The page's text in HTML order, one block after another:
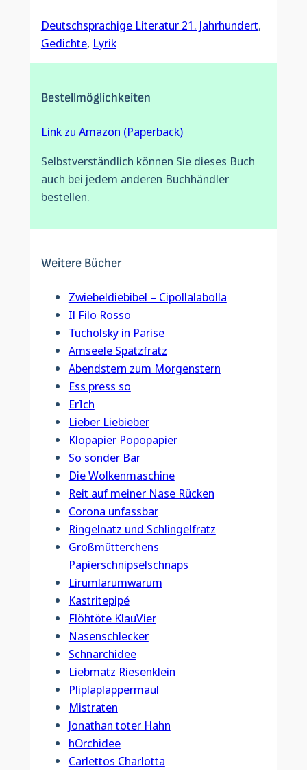
Deutschsprachige Literatur 21. Jahrhundert
Gedichte, Lyrik
Bestellmöglichkeiten
Link zu Amazon (Paperback)
Selbstverständlich können Sie dieses Buch
auch bei jedem anderen Buchhändler
bestellen.
Weitere Bücher
Zwiebeldiebibel – Cipollalabolla
Il Filo Rosso
Tucholsky in Parise
Amseele Spatzfratz
Abendstern zum Morgenstern
Ess press so
ErIch
Lieber Liebieber
Klopapier Popopapier
So sonder Bar
Die Wolkenmaschine
Reit auf meiner Nase Rücken
Corona unfassbar
Ringelnatz und Schlingelfratz
Großmütterchens
Papierschnipselschnaps
Lirumlarumwarum
Kastritepipé
Flöhtöte KlauVier
Nasenschlecker
Schnarchidee
Liebmatz Riesenklein
Pliplaplappermaul
Mistraten
Jonathan toter Hahn
hOrchidee
Carlettos Charlotta